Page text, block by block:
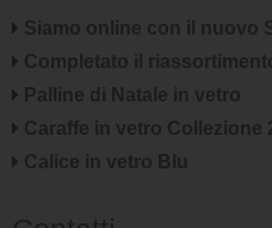
Siamo online con il nuovo
Completato il
Palline di Natale in vetro
Caraffe in vetro Collezione
Calice in vetro Blu